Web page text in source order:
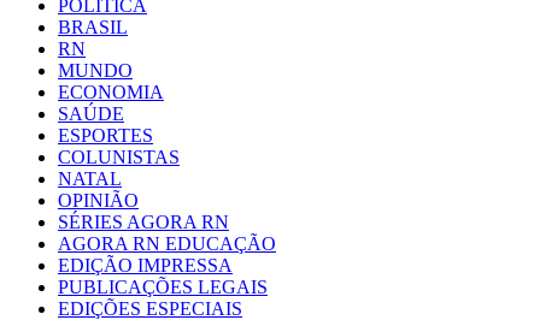
POLÍTICA
BRASIL
RN
MUNDO
ECONOMIA
SAÚDE
ESPORTES
COLUNISTAS
NATAL
OPINIÃO
SÉRIES AGORA RN
AGORA RN EDUCAÇÃO
EDIÇÃO IMPRESSA
PUBLICAÇÕES LEGAIS
EDIÇÕES ESPECIAIS